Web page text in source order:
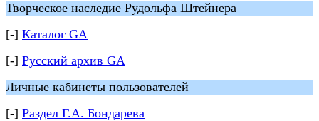
Творческое наследие Рудольфа Штейнера
[-] Каталог GA
[-] Русский архив GA
Личные кабинеты пользователей
[-] Раздел Г.А. Бондарева